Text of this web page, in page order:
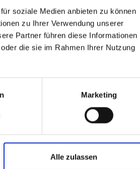
soziale Medien anbieten zu können
zu Ihrer Verwendung unserer
Partner führen diese Informationen
die sie im Rahmen Ihrer Nutzung
Marketing
Alle zulassen